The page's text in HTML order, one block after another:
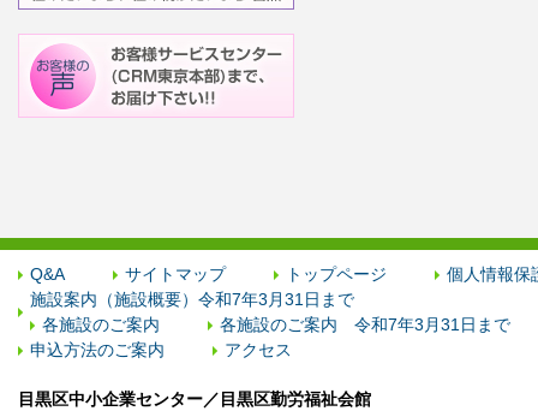
Q&A サイトマップ トップページ
個人情報保
施設案内（施設概要）令和7年3月31日まで
各施設のご案内
各施設のご案内 令和7年3月31日まで
申込方法のご案内
アクセス
目黒区中小企業センター／目黒区勤労福祉会館